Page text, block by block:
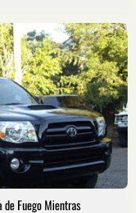
Fuego Mientras